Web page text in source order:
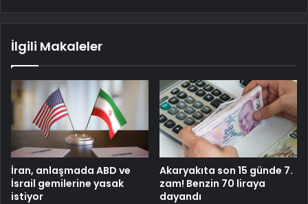
İlgili Makaleler
İran, anlaşmada ABD ve
İsrail gemilerine yasak
istiyor
Akaryakıta son 15 günde 7.
zam! Benzin 70 liraya
dayandı